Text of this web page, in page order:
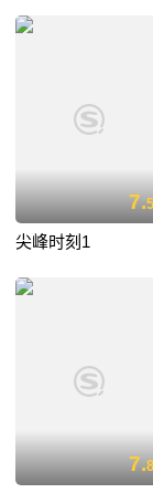
7.5
尖峰时刻1
7.8